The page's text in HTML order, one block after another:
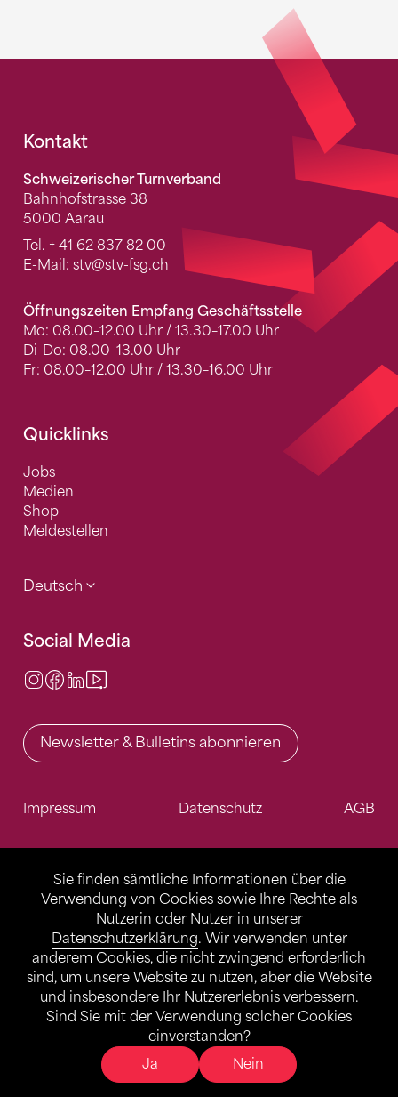
Sie finden sämtliche Informationen über die
Verwendung von Cookies sowie Ihre Rechte als
Nutzerin oder Nutzer in unserer
Datenschutzerklärung. Wir verwenden unter
anderem Cookies, die nicht zwingend erforderlich
sind, um unsere Website zu nutzen, aber die Website
und insbesondere Ihr Nutzererlebnis verbessern.
Sind Sie mit der Verwendung solcher Cookies
einverstanden?
Ja
Nein
Fusszeile
Kontakt
Schweizerischer Turnverband
Bahnhofstrasse 38
5000 Aarau
Tel. + 41 62 837 82 00
E-Mail: stv@stv-fsg.ch
Öffnungszeiten Empfang Geschäftsstelle
Mo: 08.00–12.00 Uhr / 13.30–17.00 Uhr
Di-Do: 08.00–13.00 Uhr
Fr: 08.00–12.00 Uhr / 13.30–16.00 Uhr
Quicklinks
Jobs
Medien
Shop
Meldestellen
Deutsch
Social Media
Instagram
Facebook
LinkedIn
Newsletter & Bulletins abonnieren
Impressum Datenschutz AGB